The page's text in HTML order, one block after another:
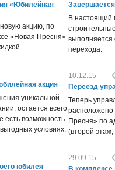
«Юбилейная
акцию, по
«Новая Пресня»
акция
уникальной
остается всего
есть возможность
условиях.
юбилея
В настоящий
выполняется
перехода.
10.12.15
Переезд
Теперь
расположено
Пресня» по
(второй
29.09.15